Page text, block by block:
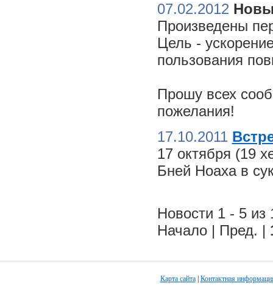
07.02.2012
Произведены
Цель -
пользования
Прошу всех
пожелания!
17.10.2011
17 октября (19
Бней Ноаха в
Новости 1 - 5 из
Начало | Пред. |
Карта сайта| Контактная